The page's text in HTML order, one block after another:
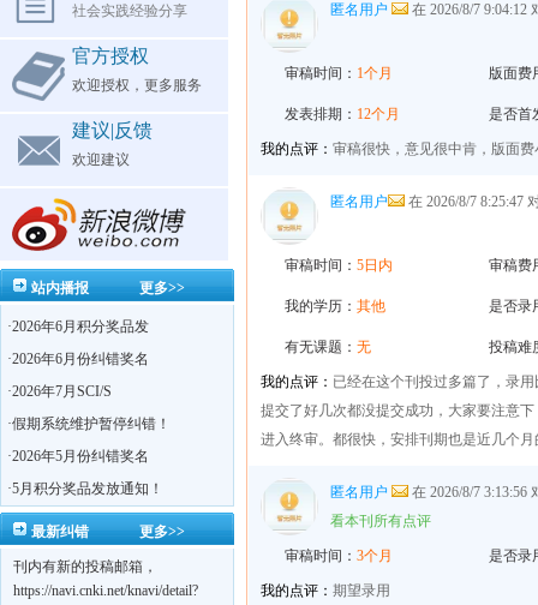
社会实践经验分享
官方授权
欢迎授权，更多服务
建议|反馈
欢迎建议
更多>>
站内播报
·2026年6月积分奖品发
·2026年6月份纠错奖名
·2026年7月SCI/S
·假期系统维护暂停纠错！
·2026年5月份纠错奖名
·5月积分奖品发放通知！
更多>>
最新纠错
刊内有新的投稿邮箱，
https://navi.cnki.net/knavi/detail?
匿名用户 在 2026/8/7 9:04:12
审稿时间： 1个月 版面费
发表排期： 12个月 是否首
我的点评： 审稿很快，意见很中肯，版面费
匿名用户 在 2026/8/7 8:25:47
审稿时间： 5日内 审稿费
我的学历： 其他 是否录
有无课题： 无 投稿难
我的点评： 已经在这个刊投过多篇了，录
提交了好几次都没提交成功，大家要注意
进入终审。都很快，安排刊期也是近几个月
匿名用户
在 2026/8/7 3:13:56
看本刊所有点评
审稿时间： 3个月 是否录
我的点评： 期望录用